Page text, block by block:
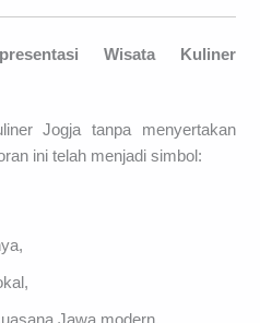
Wisata Kuliner
Jogja tanpa menyertakan
ini telah menjadi simbol:
Jawa modern.